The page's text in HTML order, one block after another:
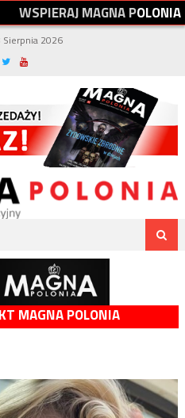
WSPIERAJMAGNAPOLONIA
Sierpnia 2026
MAGNA POLONIA